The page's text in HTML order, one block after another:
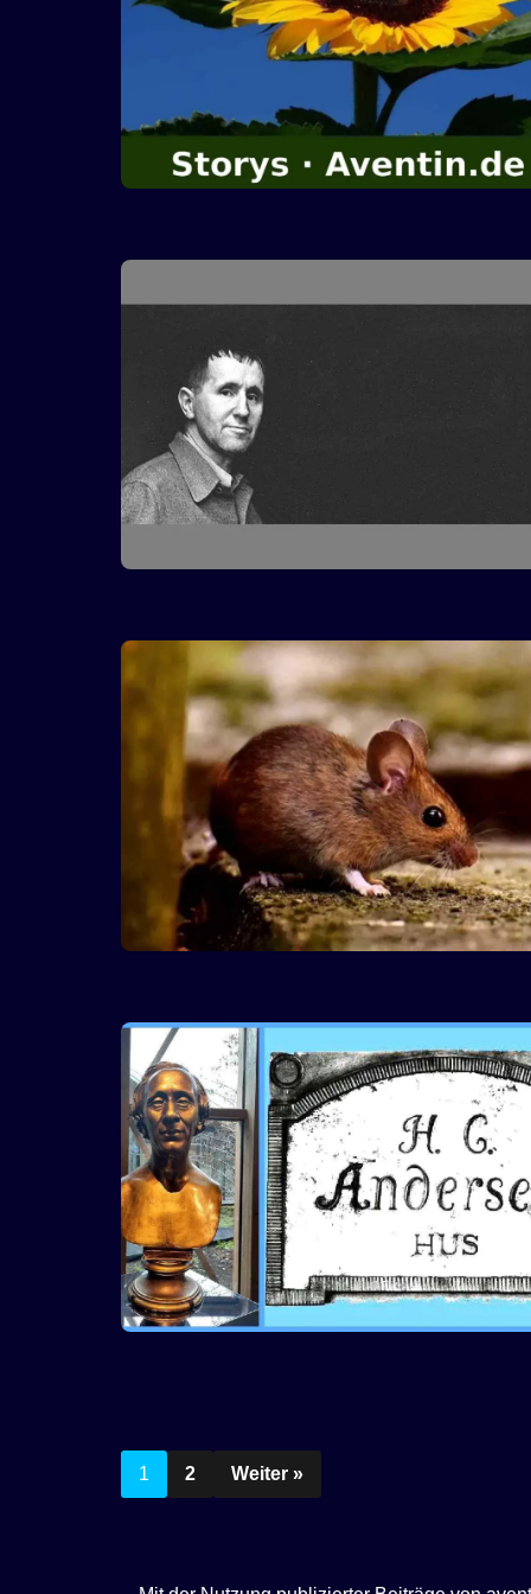
1 2 Weiter »